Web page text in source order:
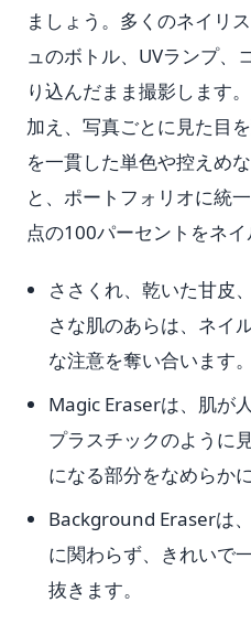
ましょう。多くのネイリ
ュのボトル、UVランプ、
り込んだまま撮影します
加え、写真ごとに見た目
を一貫した単色や控えめ
と、ポートフォリオに統
点の100パーセントをネイ
ささくれ、乾いた甘皮
さな肌のあらは、ネイ
な注意を奪い合います。
Magic Eraserは、肌が
プラスチックのように
になる部分をなめらか
Background Eraserは
に関わらず、きれいで
抜きます。